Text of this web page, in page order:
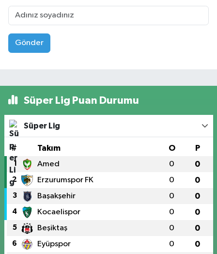
Gönder
Süper Lig Puan Durumu
Süper Lig
# Takım O P
1 Amed 0 0
2 Erzurumspor FK 0 0
3 Başakşehir 0 0
4 Kocaelispor 0 0
5 Beşiktaş 0 0
6 Eyüpspor 0 0